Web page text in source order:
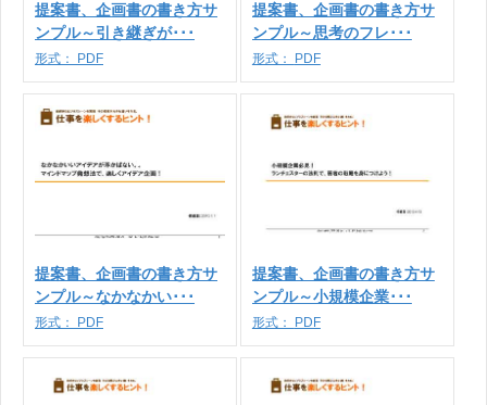
提案書、企画書の書き方サ
ンプル～引き継ぎが･･･
形式： PDF
提案書、企画書の書き方サ
ンプル～思考のフレ･･･
形式： PDF
提案書、企画書の書き方サ
ンプル～なかなかい･･･
形式： PDF
提案書、企画書の書き方サ
ンプル～小規模企業･･･
形式： PDF